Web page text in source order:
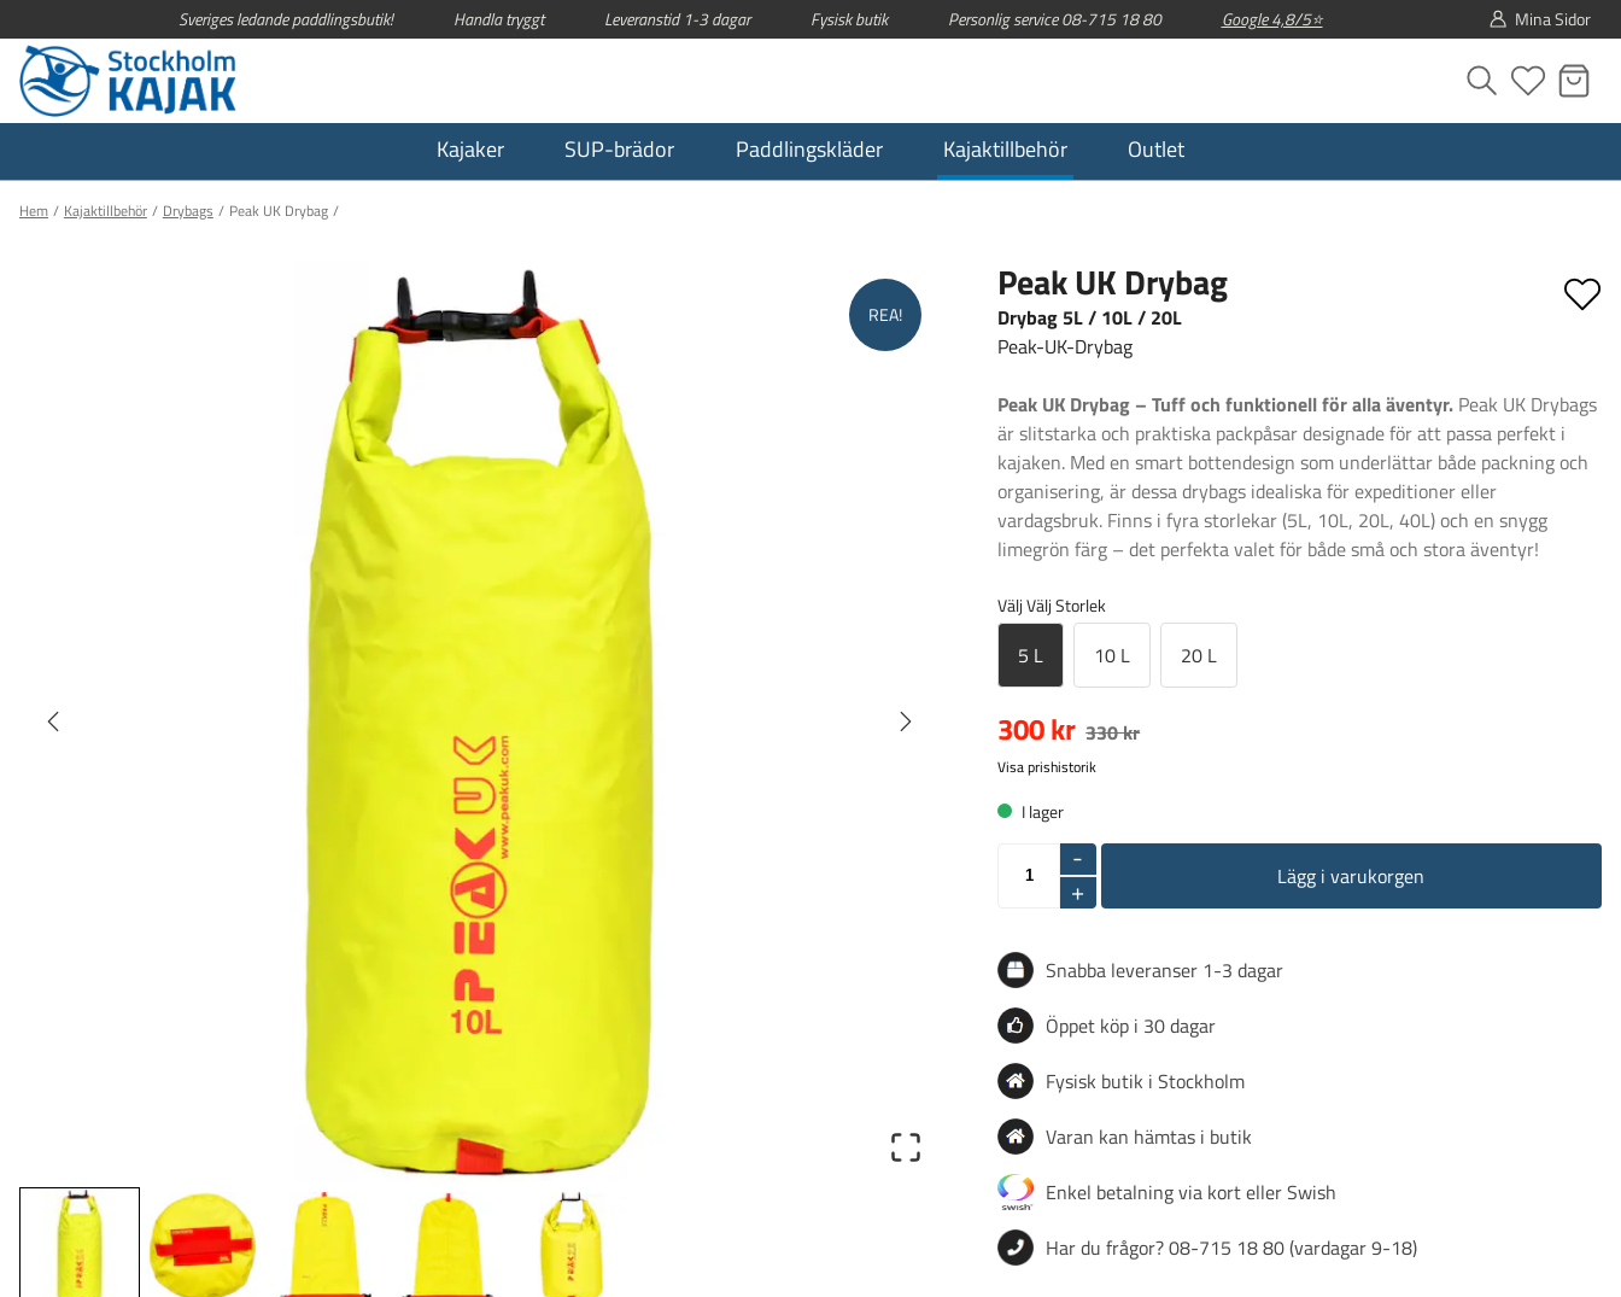
Sveriges ledande paddlingsbutik! Handla tryggt Leveranstid 1-3 dagar Fysisk butik Personlig service 08-715 18 80 Google 4,8/5⭐ Mina Sidor
Kajaker SUP-brädor Paddlingskläder Kajaktillbehör Outlet
Hem Kajaktillbehör Drybags Peak UK Drybag
REA!
Peak UK Drybag
Drybag 5L / 10L / 20L
Peak-UK-Drybag
Peak UK Drybag – Tuff och funktionell för alla äventyr. Peak UK Drybags
är slitstarka och praktiska packpåsar designade för att passa perfekt i
kajaken. Med en smart bottendesign som underlättar både packning och
organisering, är dessa drybags idealiska för expeditioner eller
vardagsbruk. Finns i fyra storlekar (5L, 10L, 20L, 40L) och en snygg
limegrön färg – det perfekta valet för både små och stora äventyr!
Välj Välj Storlek
5 L 10 L 20 L
300 kr 330 kr
Visa prishistorik
I lager
-
+
Lägg i varukorgen
Snabba leveranser 1-3 dagar
Öppet köp i 30 dagar
Fysisk butik i Stockholm
Varan kan hämtas i butik
Enkel betalning via kort eller Swish
Har du frågor? 08-715 18 80 (vardagar 9-18)